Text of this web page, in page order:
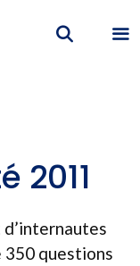
2011
350 questions